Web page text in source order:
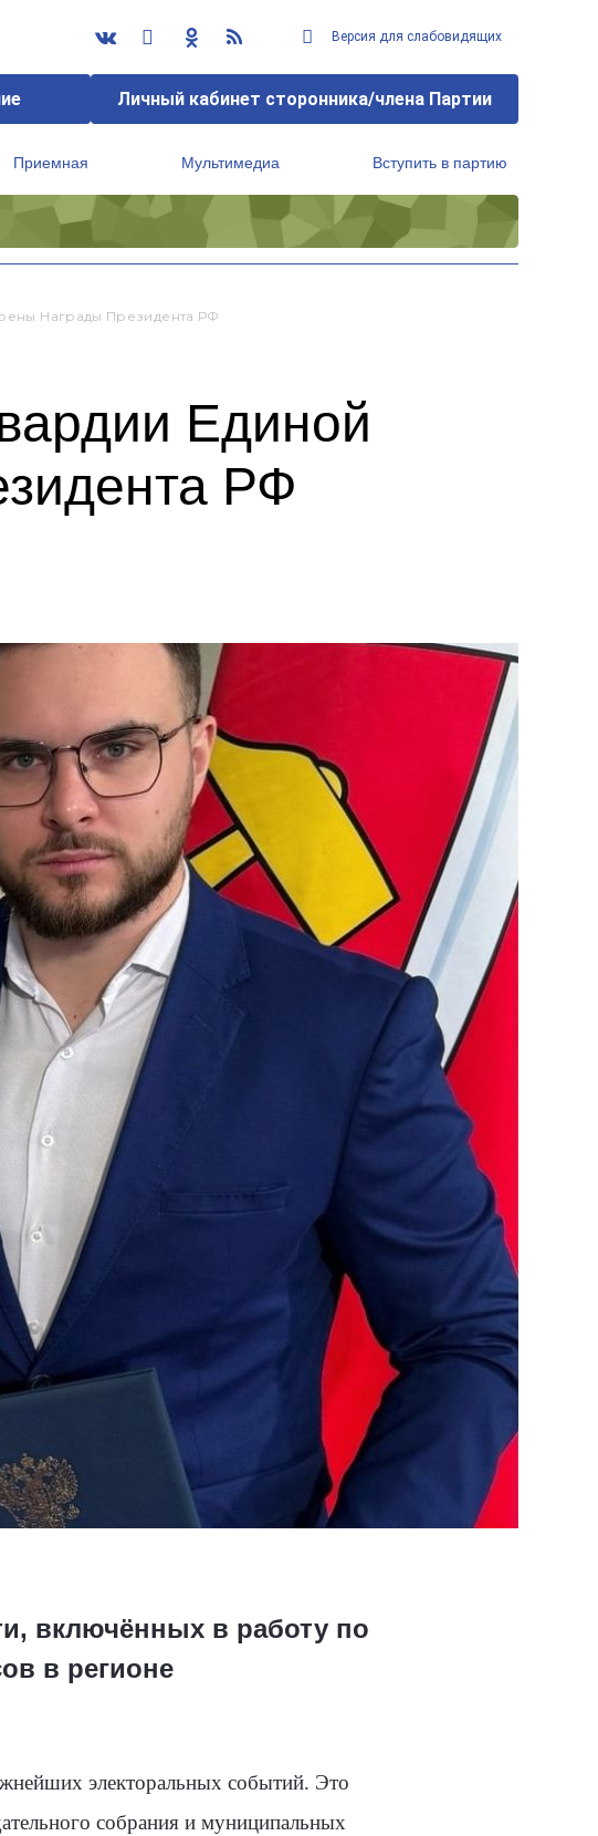
Версия для слабовидящих
Личный кабинет сторонника/члена Партии
Приемная Мультимедиа Вступить в партию
Награды Президента РФ
Единой
РФ
включённых в работу по
в регионе
электоральных событий. Это
собрания и муниципальных